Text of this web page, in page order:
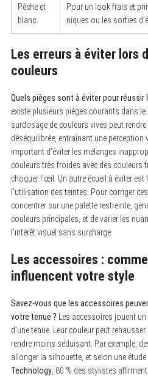
Pêche et
blanc
Pour un look frais et
niques ou les sorties
Les erreurs à éviter lors
couleurs
Quels pièges sont à éviter pour réussir
existe plusieurs pièges courants dans
surdosage de couleurs vives peut
déséquilibrée, entraînant une
important d’éviter les mélanges
couleurs très froides avec des couleurs
choquer l’œil. Un autre écueil à éviter
l’utilisation des teintes. Pour corriger
concentrer sur une palette restreinte,
couleurs principales, et de varier les
l’intérêt visuel sans surcharge.
Les accessoires :
influencent votre style
Savez-vous que les accessoires
votre tenue ? Les accessoires jouent
d’une tenue. Leur couleur peut
rendre moins séduisant. Par exemple,
allonger la silhouette, et selon une étude
Technology, 80 % des stylistes